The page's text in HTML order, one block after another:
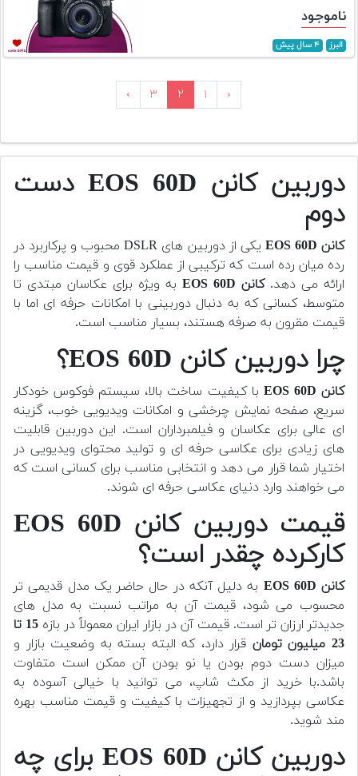
ناموجود
البرز ۴ سال پیش
‹ ۱ ۲ ۳ ›
دوربین کانن EOS 60D دست
دوم
کانن EOS 60D
یکی از دوربین های DSLR محبوب و پرکاربرد در
رده میان رده است که ترکیبی از عملکرد قوی و قیمت مناسب را
ارائه می دهد.کانن EOS 60D
به ویژه برای عکاسان مبتدی تا
متوسط، کسانی که به دنبال دوربینی با امکانات حرفه ای اما با
قیمت مقرون به صرفه هستند، بسیار مناسب است.
چرا دوربین کانن EOS 60D؟
کانن EOS 60D
با کیفیت ساخت بالا، سیستم فوکوس خودکار
سریع، صفحه نمایش چرخشی و امکانات ویدیویی خوب، گزینه
ای عالی برای عکاسان و فیلمبرداران است. این دوربین قابلیت
های زیادی برای عکاسی حرفه ای و تولید محتوای ویدیویی در
اختیار شما قرار می دهد و انتخابی مناسب برای کسانی است که
می خواهند وارد دنیای عکاسی حرفه ای شوند.
قیمت دوربین کانن EOS 60D
کارکرده چقدر است؟
کانن EOS 60D
به دلیل آنکه در حال حاضر یک مدل قدیمی تر
محسوب می شود، قیمت آن به مراتب نسبت به مدل های
جدیدتر ارزان تر است. قیمت آن در بازار ایران معمولاً در بازه
15 تا
23 میلیون تومان
قرار دارد، که البته بسته به وضعیت بازار و
میزان دست دوم بودن یا نو بودن آن ممکن است متفاوت
باشد.با خرید از مکث شاپ، می توانید با خیالی آسوده به
عکاسی بپردازید و از تجهیزات با کیفیت و قیمت مناسب بهره
مند شوید.
دوربین کانن EOS 60D برای چه